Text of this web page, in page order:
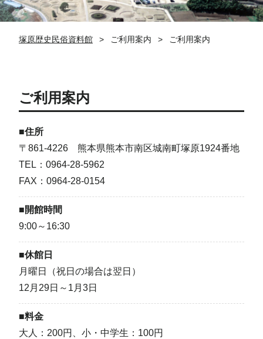
塚原歴史民俗資料館 ご利用案内 ご利用案内
ご利用案内
■住所
〒861-4226 熊本県熊本市南区城南町塚原1924番地
TEL：0964-28-5962
FAX：0964-28-0154
■開館時間
9:00～16:30
■休館日
月曜日（祝日の場合は翌日）
12月29日～1月3日
■料金
大人：200円、小・中学生：100円